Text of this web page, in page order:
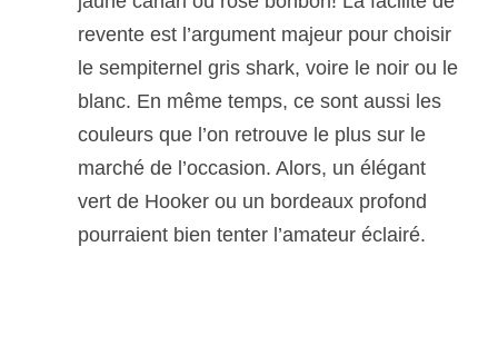
revente est l’argument majeur pour choisir
le sempiternel gris shark, voire le noir ou le
blanc. En même temps, ce sont aussi les
couleurs que l’on retrouve le plus sur le
marché de l’occasion. Alors, un élégant
vert de Hooker ou un bordeaux profond
pourraient bien tenter l’amateur éclairé.